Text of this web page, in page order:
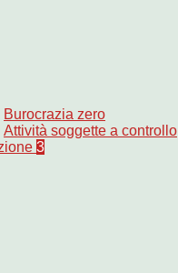
Burocrazia zero
Attività soggette a controllo
3